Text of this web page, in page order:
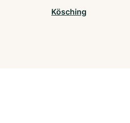
Kösching